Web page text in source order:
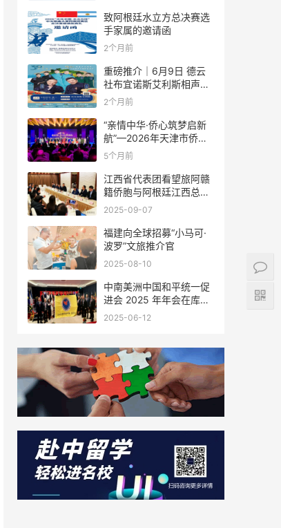
致阿根廷水立方总决赛选
手家属的邀请函
2个月前
重磅推介｜6月9日 德云
社布宜诺斯艾利斯相声专
场！国风曲艺邂逅南美风
结！
2个月前
“亲情中华·侨心筑梦启新
航”—2026年天津市侨界
新春联谊活动成功举办
5个月前
江西省代表团看望旅阿赣
籍侨胞与阿根廷江西总商
会座谈
2025-09-07
福建向全球招募“小马可·
波罗”文旅推介官
2025-08-10
中南美洲中国和平统一促
进会 2025 年年会在库拉
索圆满举行，共绘反“独”
2025-06-12